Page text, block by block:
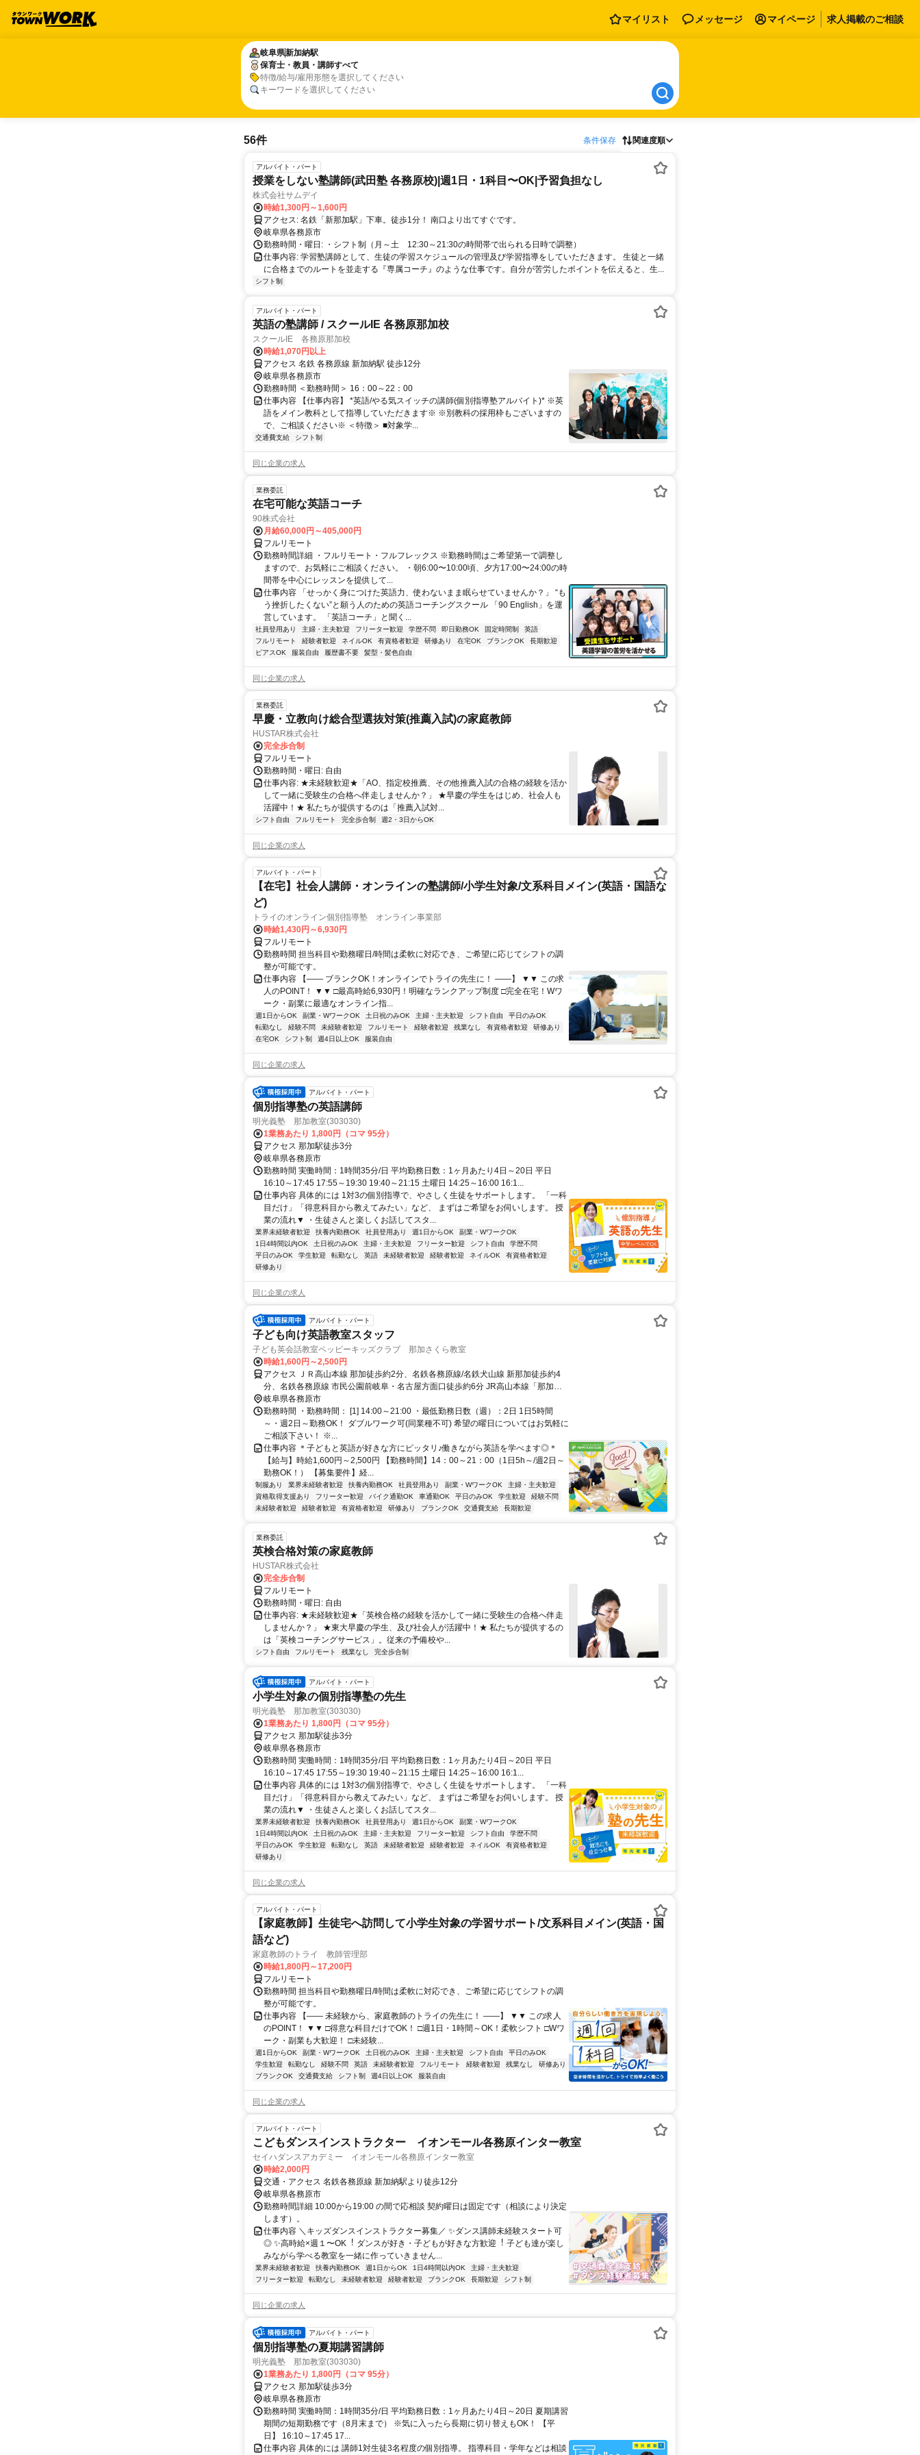
マイリスト メッセージ マイページ 求人掲載のご相談
岐阜県新加納駅
保育士・教員・講師すべて
特徴/給与/雇用形態を選択してください
キーワードを選択してください
岐阜県新加納駅
保育士・教員・講師すべて
56件 条件保存 関連度順
アルバイト・パート
授業をしない塾講師(武田塾 各務原校)|週1日・1科目〜OK|予習負担なし
株式会社サムデイ
時給1,300円～1,600円
アクセス: 名鉄「新那加駅」下車。徒歩1分！ 南口より出てすぐです。
岐阜県各務原市
勤務時間・曜日: ・シフト制（月～土 12:30～21:30の時間帯で出られる日時で調整）
仕事内容: 学習塾講師として、生徒の学習スケジュールの管理及び学習指導をしていただきます。 生徒と一緒
に合格までのルートを並走する『専属コーチ』のような仕事です。自分が苦労したポイントを伝えると、生...
シフト制
アルバイト・パート
英語の塾講師 / スクールIE 各務原那加校
スクールIE 各務原那加校
時給1,070円以上
アクセス 名鉄 各務原線 新加納駅 徒歩12分
岐阜県各務原市
勤務時間 ＜勤務時間＞ 16：00～22：00
仕事内容 【仕事内容】 *英語/やる気スイッチの講師(個別指導塾アルバイト)* ※英
語をメイン教科として指導していただきます※ ※別教科の採用枠もございますの
で、ご相談ください※ ＜特徴＞ ■対象学...
交通費支給 シフト制
同じ企業の求人
業務委託
在宅可能な英語コーチ
90株式会社
月給60,000円～405,000円
フルリモート
勤務時間詳細 ・フルリモート・フルフレックス ※勤務時間はご希望第一で調整し
ますので、お気軽にご相談ください。 ・朝6:00〜10:00頃、夕方17:00〜24:00の時
間帯を中心にレッスンを提供して...
仕事内容 「せっかく身につけた英語力、使わないまま眠らせていませんか？」 “も
う挫折したくない”と願う人のための英語コーチングスクール 「90 English」を運
営しています。 「英語コーチ」と聞く...
社員登用あり 主婦・主夫歓迎 フリーター歓迎 学歴不問 即日勤務OK 固定時間制
英語
フルリモート
経験者歓迎 ネイルOK 有資格者歓迎 研修あり 在宅OK ブランクOK
長期歓迎
ピアスOK
服装自由 履歴書不要 髪型・髪色自由
同じ企業の求人
業務委託
早慶・立教向け総合型選抜対策(推薦入試)の家庭教師
HUSTAR株式会社
完全歩合制
フルリモート
勤務時間・曜日: 自由
仕事内容: ★未経験歓迎★「AO、指定校推薦、その他推薦入試の合格の経験を活か
して一緒に受験生の合格へ伴走しませんか？」 ★早慶の学生をはじめ、社会人も
活躍中！★ 私たちが提供するのは「推薦入試対...
シフト自由 フルリモート 完全歩合制 週2・3日からOK
同じ企業の求人
アルバイト・パート
【在宅】社会人講師・オンラインの塾講師/小学生対象/文系科目メイン(英語・国語な
ど)
トライのオンライン個別指導塾 オンライン事業部
時給1,430円～6,930円
フルリモート
勤務時間 担当科目や勤務曜日/時間は柔軟に対応でき、ご希望に応じてシフトの調
整が可能です。
仕事内容 【―― ブランクOK！オンラインでトライの先生に！ ――】 ▼▼ この求
人のPOINT！ ▼▼ □最高時給6,930円！明確なランクアップ制度 □完全在宅！Wワ
ーク・副業に最適なオンライン指...
週1日からOK 副業・WワークOK 土日祝のみOK 主婦・主夫歓迎 シフト自由
平日のみOK
転勤なし
経験不問 未経験者歓迎 フルリモート 経験者歓迎 残業なし 有資格者歓迎
研修あり
在宅OK
シフト制 週4日以上OK 服装自由
同じ企業の求人
アルバイト・パート
個別指導塾の英語講師
明光義塾 那加教室(303030)
1業務あたり 1,800円（コマ 95分）
アクセス 那加駅徒歩3分
岐阜県各務原市
勤務時間 実働時間：1時間35分/日 平均勤務日数：1ヶ月あたり4日～20日 平日
16:10～17:45 17:55～19:30 19:40～21:15 土曜日 14:25～16:00 16:1...
仕事内容 具体的には 1対3の個別指導で、やさしく生徒をサポートします。 「一科
目だけ」「得意科目から教えてみたい」など、 まずはご希望をお伺いします。 授
業の流れ▼ ・生徒さんと楽しくお話してスタ...
業界未経験者歓迎 扶養内勤務OK 社員登用あり 週1日からOK
副業・WワークOK
1日4時間以内OK
土日祝のみOK 主婦・主夫歓迎 フリーター歓迎 シフト自由
学歴不問
平日のみOK
学生歓迎 転勤なし 英語 未経験者歓迎 経験者歓迎 ネイルOK
有資格者歓迎
研修あり
同じ企業の求人
アルバイト・パート
子ども向け英語教室スタッフ
子ども英会話教室ペッピーキッズクラブ 那加さくら教室
時給1,600円～2,500円
アクセス ＪＲ高山本線 那加徒歩約2分、名鉄各務原線/名鉄犬山線 新那加徒歩約4
分、名鉄各務原線 市民公園前岐阜・名古屋方面口徒歩約6分 JR高山本線「那加
駅」より徒歩1分 ／近隣教室への勤務も応相談 ※屋内禁煙
岐阜県各務原市
勤務時間 ・勤務時間： [1] 14:00～21:00 ・最低勤務日数（週）：2日 1日5時間
～・週2日～勤務OK！ ダブルワーク可(同業種不可) 希望の曜日についてはお気軽に
ご相談下さい！ ※...
仕事内容 ＊子どもと英語が好きな方にピッタリ♪働きながら英語を学べます◎＊
【給与】時給1,600円～2,500円 【勤務時間】14：00～21：00（1日5h～/週2日～
勤務OK！） 【募集要件】経...
制服あり 業界未経験者歓迎 扶養内勤務OK 社員登用あり 副業・WワークOK
主婦・主夫歓迎
資格取得支援あり
フリーター歓迎 バイク通勤OK 車通勤OK 平日のみOK 学生歓迎
経験不問
未経験者歓迎
経験者歓迎 有資格者歓迎 研修あり ブランクOK 交通費支給 長期歓迎
業務委託
英検合格対策の家庭教師
HUSTAR株式会社
完全歩合制
フルリモート
勤務時間・曜日: 自由
仕事内容: ★未経験歓迎★「英検合格の経験を活かして一緒に受験生の合格へ伴走
しませんか？」 ★東大早慶の学生、及び社会人が活躍中！★ 私たちが提供するの
は「英検コーチングサービス」。従来の予備校や...
シフト自由 フルリモート 残業なし 完全歩合制
アルバイト・パート
小学生対象の個別指導塾の先生
明光義塾 那加教室(303030)
1業務あたり 1,800円（コマ 95分）
アクセス 那加駅徒歩3分
岐阜県各務原市
勤務時間 実働時間：1時間35分/日 平均勤務日数：1ヶ月あたり4日～20日 平日
16:10～17:45 17:55～19:30 19:40～21:15 土曜日 14:25～16:00 16:1...
仕事内容 具体的には 1対3の個別指導で、やさしく生徒をサポートします。 「一科
目だけ」「得意科目から教えてみたい」など、 まずはご希望をお伺いします。 授
業の流れ▼ ・生徒さんと楽しくお話してスタ...
業界未経験者歓迎 扶養内勤務OK 社員登用あり 週1日からOK
副業・WワークOK
1日4時間以内OK
土日祝のみOK 主婦・主夫歓迎 フリーター歓迎 シフト自由
学歴不問
平日のみOK
学生歓迎 転勤なし 英語 未経験者歓迎 経験者歓迎 ネイルOK
有資格者歓迎
研修あり
同じ企業の求人
アルバイト・パート
【家庭教師】生徒宅へ訪問して小学生対象の学習サポート/文系科目メイン(英語・国
語など)
家庭教師のトライ 教師管理部
時給1,800円～17,200円
フルリモート
勤務時間 担当科目や勤務曜日/時間は柔軟に対応でき、ご希望に応じてシフトの調
整が可能です。
仕事内容 【―― 未経験から、家庭教師のトライの先生に！ ――】 ▼▼ この求人
のPOINT！ ▼▼ □得意な科目だけでOK！ □週1日・1時間～OK！柔軟シフト □Wワ
ーク・副業も大歓迎！ □未経験...
週1日からOK 副業・WワークOK 土日祝のみOK 主婦・主夫歓迎 シフト自由
平日のみOK
学生歓迎
転勤なし 経験不問 英語 未経験者歓迎 フルリモート 経験者歓迎 残業なし
研修あり
ブランクOK
交通費支給 シフト制 週4日以上OK 服装自由
同じ企業の求人
アルバイト・パート
こどもダンスインストラクター イオンモール各務原インター教室
セイハダンスアカデミー イオンモール各務原インター教室
時給2,000円
交通・アクセス 名鉄各務原線 新加納駅より徒歩12分
岐阜県各務原市
勤務時間詳細 10:00から19:00 の間で応相談 契約曜日は固定です（相談により決定
します）。
仕事内容 ＼キッズダンスインストラクター募集／ ✨ダンス講師未経験スタート可
◎ ✨⾼時給×週１〜OK︕ ダンスが好き・⼦どもが好きな⽅歓迎︕ ⼦ども達が楽し
みながら学べる教室を⼀緒に作っていきません...
業界未経験者歓迎 扶養内勤務OK 週1日からOK 1日4時間以内OK
主婦・主夫歓迎
フリーター歓迎
転勤なし 未経験者歓迎 経験者歓迎 ブランクOK 長期歓迎 シフト制
同じ企業の求人
アルバイト・パート
個別指導塾の夏期講習講師
明光義塾 那加教室(303030)
1業務あたり 1,800円（コマ 95分）
アクセス 那加駅徒歩3分
岐阜県各務原市
勤務時間 実働時間：1時間35分/日 平均勤務日数：1ヶ月あたり4日～20日 夏期講習
期間の短期勤務です（8月末まで） ※気に入ったら長期に切り替えもOK！ 【平
日】 16:10～17:45 17...
仕事内容 具体的には 講師1対生徒3名程度の個別指導。 指導科目・学年などは相談